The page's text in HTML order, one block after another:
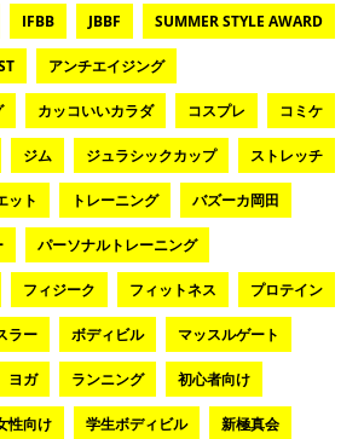
IFBB JBBF SUMMER STYLE AWARD
アンチエイジング
カッコいいカラダ コスプレ コミケ
ジム ジュラシックカップ ストレッチ
ット トレーニング バズーカ岡田
パーソナルトレーニング
フィジーク フィットネス プロテイン
ラー ボディビル マッスルゲート
ヨガ ランニング 初心者向け
性向け 学生ボディビル 新極真会